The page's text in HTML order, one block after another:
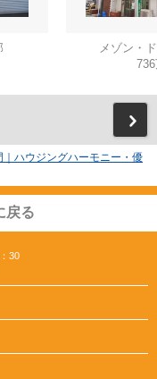
メゾン・
ハウジングハーモニー・優
戻る
30